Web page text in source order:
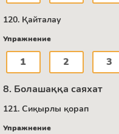
120. Қайталау
Упражнение
1 2 3
8. Болашаққа саяхат
121. Сиқырлы қорап
Упражнение